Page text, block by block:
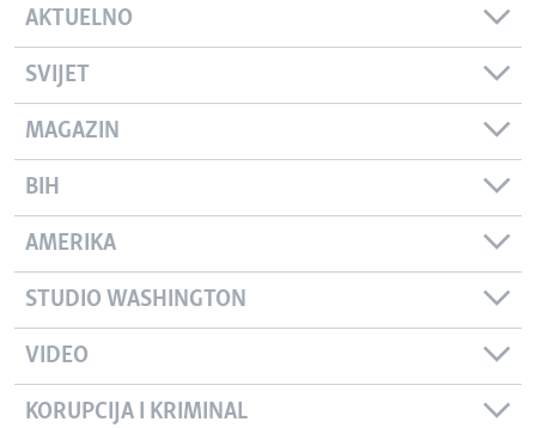
AKTUELNO
SVIJET
MAGAZIN
BIH
AMERIKA
STUDIO WASHINGTON
VIDEO
KORUPCIJA I KRIMINAL